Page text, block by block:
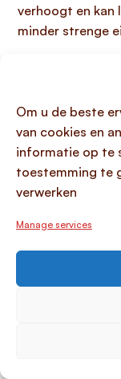
Om u de beste
van cookies en
informatie op te
toestemming te
verwerken
Manage services
verhoogt en
minder strenge
voor
financieren
ondernemers
verwezenlijken.
ondernemers
totale
bedrijfsplannen